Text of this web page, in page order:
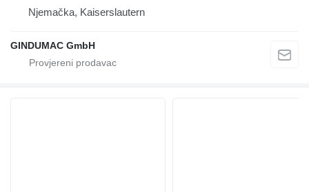
Njemačka, Kaiserslautern
GINDUMAC GmbH